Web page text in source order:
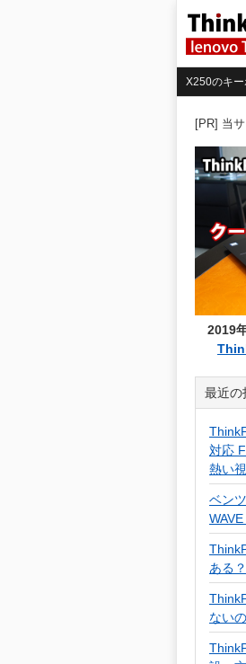
X250のキー
[PR] 当
2019
最近の
対応
熱い
ベン
ある
ない